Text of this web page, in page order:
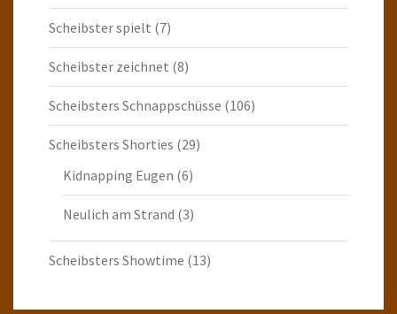
Scheibster spielt (7)
Scheibster zeichnet (8)
Scheibsters Schnappschüsse (106)
Scheibsters Shorties (29)
Kidnapping Eugen (6)
Neulich am Strand (3)
Scheibsters Showtime (13)